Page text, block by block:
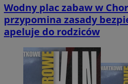
Wodny plac zabaw w
przypomina zasady
apeluje do rodziców